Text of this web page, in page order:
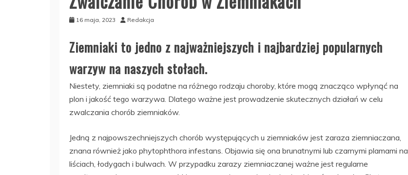
16 maja, 2023 Redakcja
Ziemniaki to jedno z najważniejszych i najbardziej popularnych
warzyw na naszych stołach.
Niestety, ziemniaki są podatne na różnego rodzaju choroby, które mogą znacząco wpłynąć na
plon i jakość tego warzywa. Dlatego ważne jest prowadzenie skutecznych działań w celu
zwalczania chorób ziemniaków.
Jedną z najpowszechniejszych chorób występujących u ziemniaków jest zaraza ziemniaczana,
znana również jako phytophthora infestans. Objawia się ona brunatnymi lub czarnymi plamami na
liściach, łodygach i bulwach. W przypadku zarazy ziemniaczanej ważne jest regularne